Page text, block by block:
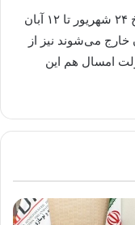
زائرین عتبات عالیات (زائران اربعین) از تاریخ ۲۴ شهریور تا ۱۲ آبان
می‌شوند نیز از
امسال هم این